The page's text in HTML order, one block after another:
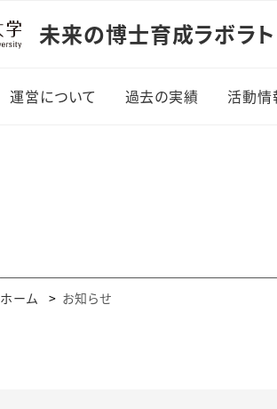
未来の博士育成ラボラ
運営について 過去の実績 活動情
ホーム お知らせ